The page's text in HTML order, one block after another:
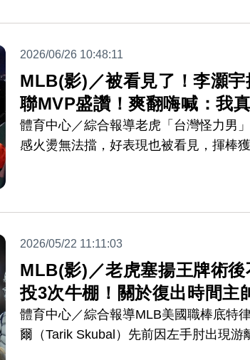
2026/06/26 10:48:11
MLB(影)／被看見了！李灝宇
聯MVP盛讚！爽翻嗨喊：我
體育中心／綜合報導老虎「台灣怪力男
感火燙無法擋，好表現也被看見，揮棒
2026/05/22 11:11:03
MLB(影)／老虎塞揚王牌術後
投3次牛棚！關於復出時間主
體育中心／綜合報導MLB美國職棒底特
爾（Tarik Skubal）先前因左手肘出現游